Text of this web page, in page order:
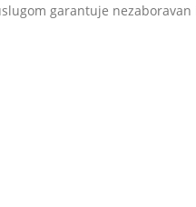
garantuje nezaboravan